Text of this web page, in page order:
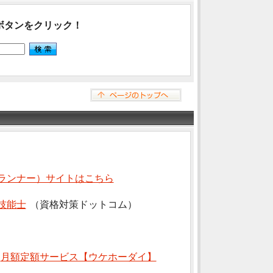
タンをクリック！
ンナー）サイトはこちら
能士 （資格対策ドットコム）
月額定額サービス【ウケホーダイ】